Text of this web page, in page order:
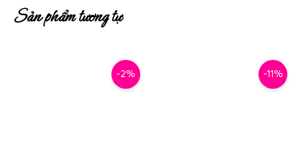
Sản phẩm tương tự
-2% -11%